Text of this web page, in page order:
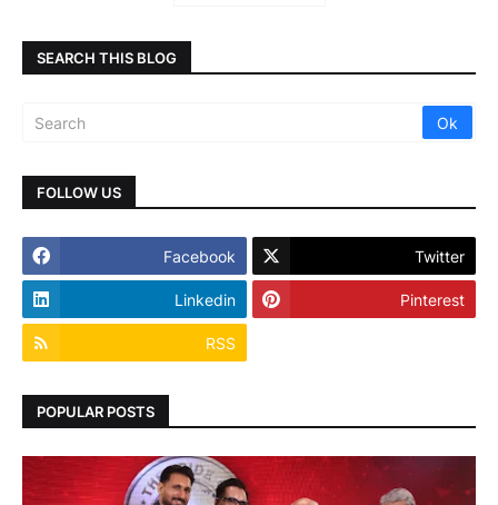
SEARCH THIS BLOG
FOLLOW US
Facebook Twitter
Linkedin Pinterest
RSS
POPULAR POSTS